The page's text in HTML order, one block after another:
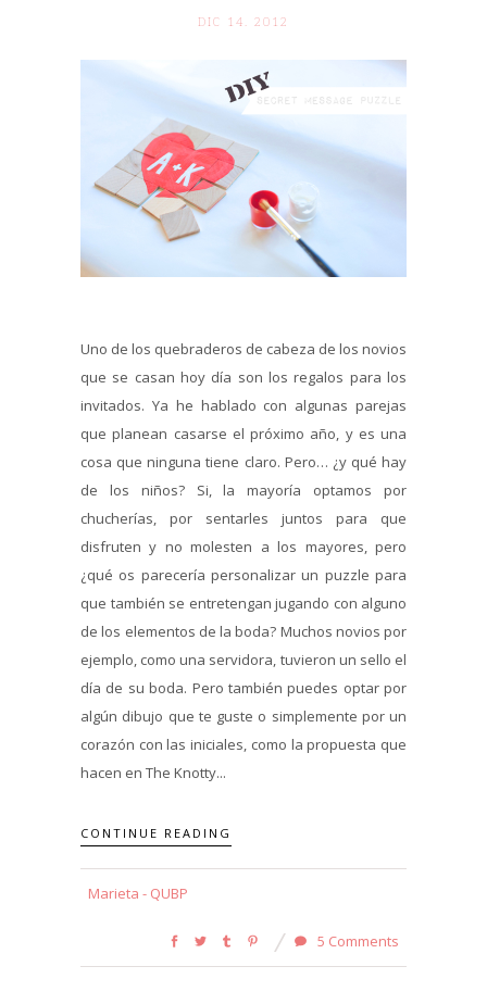
DIC 14. 2012
Uno de los quebraderos de cabeza de los novios
que se casan hoy día son los regalos para los
invitados. Ya he hablado con algunas parejas
que planean casarse el próximo año, y es una
cosa que ninguna tiene claro. Pero… ¿y qué hay
de los niños? Si, la mayoría optamos por
chucherías, por sentarles juntos para que
disfruten y no molesten a los mayores, pero
¿qué os parecería personalizar un puzzle para
que también se entretengan jugando con alguno
de los elementos de la boda? Muchos novios por
ejemplo, como una servidora, tuvieron un sello el
día de su boda. Pero también puedes optar por
algún dibujo que te guste o simplemente por un
corazón con las iniciales, como la propuesta que
hacen en The Knotty...
CONTINUE READING
Marieta - QUBP
5 Comments